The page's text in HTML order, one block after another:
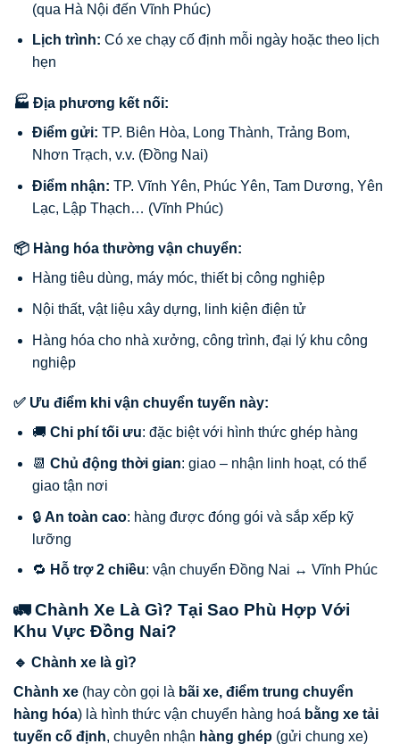
(qua Hà Nội đến Vĩnh Phúc)
Lịch trình: Có xe chạy cố định mỗi ngày hoặc theo lịch
hẹn
🏭 Địa phương kết nối:
Điểm gửi: TP. Biên Hòa, Long Thành, Trảng Bom,
Nhơn Trạch, v.v. (Đồng Nai)
Điểm nhận: TP. Vĩnh Yên, Phúc Yên, Tam Dương, Yên
Lạc, Lập Thạch… (Vĩnh Phúc)
📦 Hàng hóa thường vận chuyển:
Hàng tiêu dùng, máy móc, thiết bị công nghiệp
Nội thất, vật liệu xây dựng, linh kiện điện tử
Hàng hóa cho nhà xưởng, công trình, đại lý khu công
nghiệp
✅ Ưu điểm khi vận chuyển tuyến này:
🚚 Chi phí tối ưu: đặc biệt với hình thức ghép hàng
📆 Chủ động thời gian: giao – nhận linh hoạt, có thể
giao tận nơi
🔒 An toàn cao: hàng được đóng gói và sắp xếp kỹ
lưỡng
🔁 Hỗ trợ 2 chiều: vận chuyển Đồng Nai ↔ Vĩnh Phúc
🚛 Chành Xe Là Gì? Tại Sao Phù Hợp Với
Khu Vực Đồng Nai?
🔹 Chành xe là gì?
Chành xe (hay còn gọi là bãi xe, điểm trung chuyển
hàng hóa) là hình thức vận chuyển hàng hoá bằng xe tải
tuyến cố định, chuyên nhận hàng ghép (gửi chung xe)